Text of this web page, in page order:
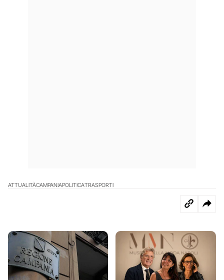
ATTUALITÀCAMPANIAPOLITICATRASPORTI